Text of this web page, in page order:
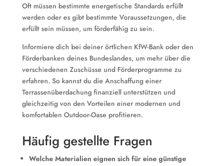
Oft müssen bestimmte energetische Standards erfüllt
werden oder es gibt bestimmte Voraussetzungen, die
erfüllt sein müssen, um förderfähig zu sein.
Informiere dich bei deiner örtlichen KfW-Bank oder den
Förderbanken deines Bundeslandes, um mehr über die
verschiedenen Zuschüsse und Förderprogramme zu
erfahren. So kannst du die Anschaffung einer
Terrassenüberdachung finanziell unterstützen und
gleichzeitig von den Vorteilen einer modernen und
komfortablen Outdoor-Oase profitieren.
Häufig gestellte Fragen
Welche Materialien eignen sich für eine günstige